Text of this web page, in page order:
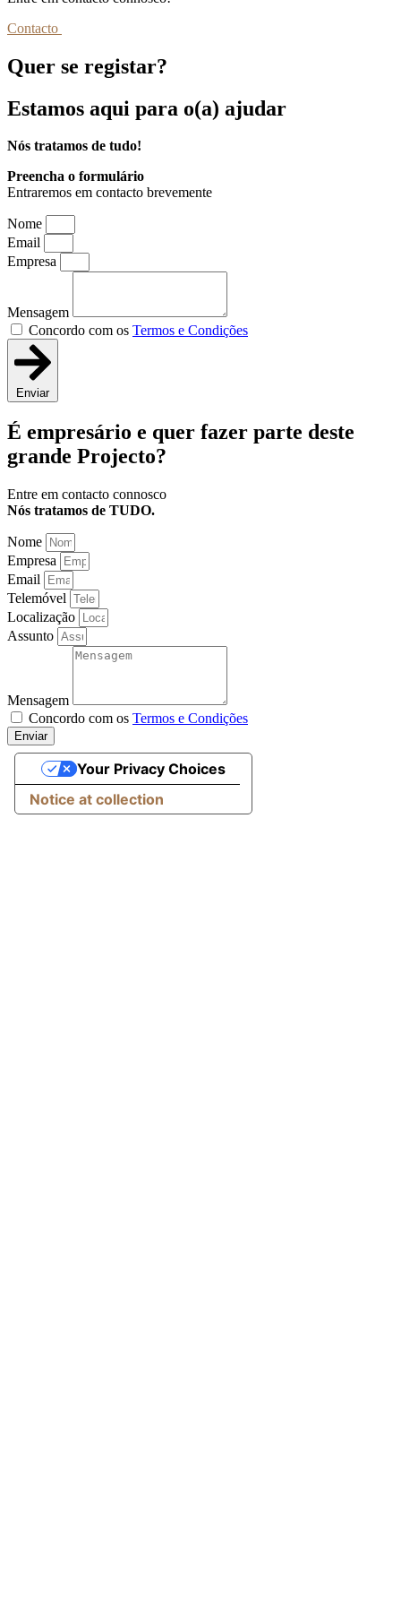
Contacto
Quer se registar?
Estamos aqui para o(a) ajudar
Nós tratamos de tudo!
Preencha o formulário
Entraremos em contacto brevemente
Nome
Email
Empresa
Mensagem
Concordo com os Termos e Condições
Enviar
É empresário e quer fazer parte deste
grande Projecto?
Entre em contacto connosco
Nós tratamos de TUDO.
Nome
Empresa
Email
Telemóvel
Localização
Assunto
Mensagem
Concordo com os Termos e Condições
Enviar
Notice at collection
Your Privacy Choices